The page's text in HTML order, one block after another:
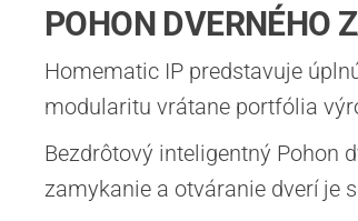
POHON DVERNÉHO
Homematic IP predstavuje
modularitu vrátane portfólia
Bezdrôtový inteligentný Pohon
zamykanie a otváranie dverí je